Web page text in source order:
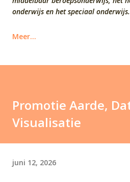
onderwijs en het speciaal onderwijs.
Meer…
Promotie Aarde,
Visualisatie
juni 12, 2026